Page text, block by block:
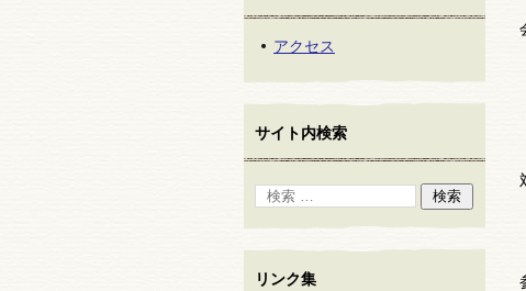
アクセス
サイト内検索
リンク集